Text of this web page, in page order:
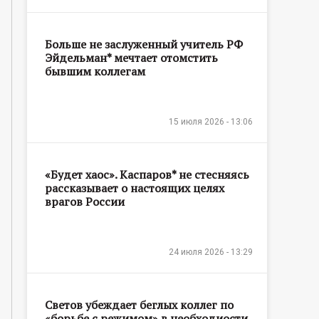
Больше не заслуженный учитель РФ
Эйдельман* мечтает отомстить
бывшим коллегам
15 июля 2026 - 13:06
«Будет хаос». Каспаров* не стесняясь
рассказывает о настоящих целях
врагов России
24 июля 2026 - 13:29
Светов убеждает беглых коллег по